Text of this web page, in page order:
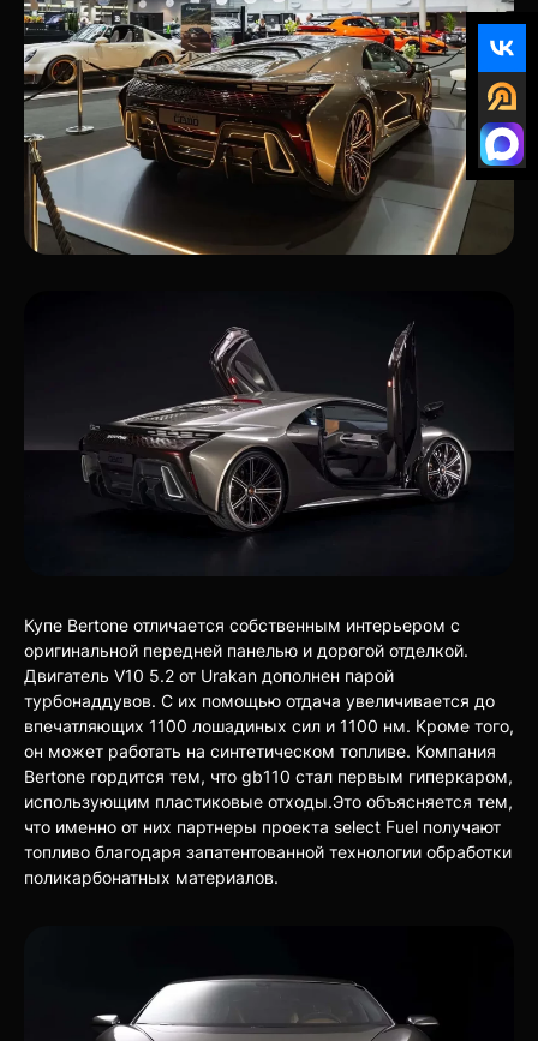
Купе Bertone отличается собственным интерьером с
оригинальной передней панелью и дорогой отделкой.
Двигатель V10 5.2 от Urakan дополнен парой
турбонаддувов. С их помощью отдача увеличивается до
впечатляющих 1100 лошадиных сил и 1100 нм. Кроме того,
он может работать на синтетическом топливе. Компания
Bertone гордится тем, что gb110 стал первым гиперкаром,
использующим пластиковые отходы.Это объясняется тем,
что именно от них партнеры проекта select Fuel получают
топливо благодаря запатентованной технологии обработки
поликарбонатных материалов.